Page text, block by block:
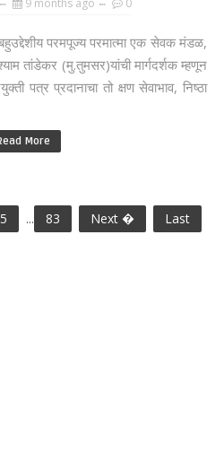
9 months ago 0
परमपूज्य परमात्मा एक सेवक मंडळ,
तांडेकर (मु.तुमसर)यांची मार्गदर्शक म्हणून
पत्र प्रदानाचा तो क्षण सेवाभाव, निष्ठा
More
5 ... 83 Next � Last